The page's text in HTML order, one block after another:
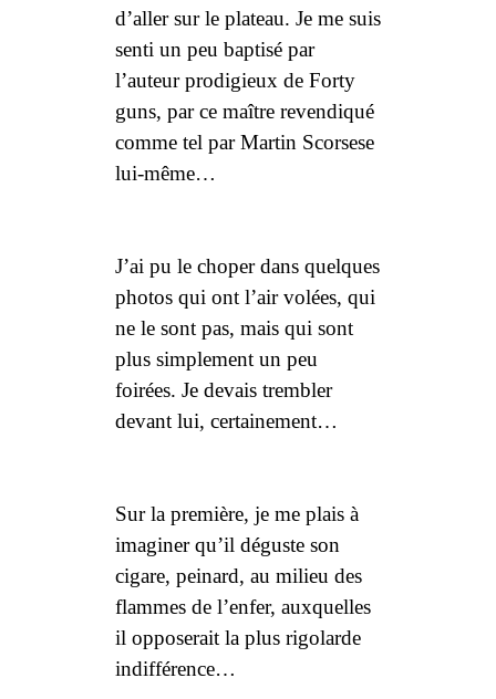
d’aller sur le plateau. Je me suis
senti un peu baptisé par
l’auteur prodigieux de Forty
guns, par ce maître revendiqué
comme tel par Martin Scorsese
lui-même…
J’ai pu le choper dans quelques
photos qui ont l’air volées, qui
ne le sont pas, mais qui sont
plus simplement un peu
foirées. Je devais trembler
devant lui, certainement…
Sur la première, je me plais à
imaginer qu’il déguste son
cigare, peinard, au milieu des
flammes de l’enfer, auxquelles
il opposerait la plus rigolarde
indifférence…